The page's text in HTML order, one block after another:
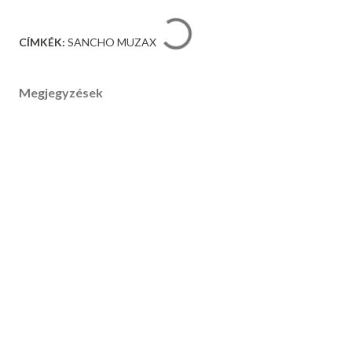
CÍMKÉK: SANCHO MUZAX
Megjegyzések